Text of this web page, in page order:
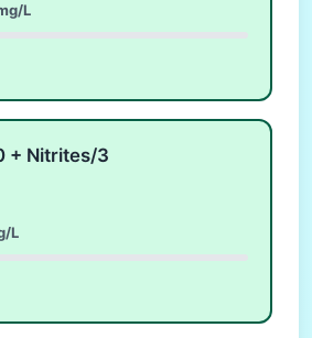
L
+ Nitrites/3
L